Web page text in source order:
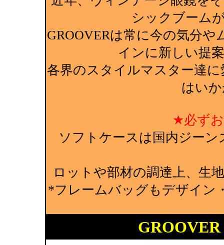
シックブーム
GROOVERは常に今の気分
インに新しい提
各界のスタイルマスター達
はい
★必ず
ソフトケースは国内ジー
ロットや部材の調達上、生
*フレームバッグもデザイン